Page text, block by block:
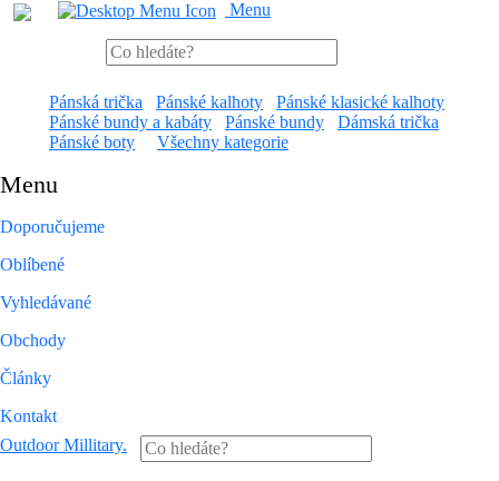
Menu
Pánská trička Pánské kalhoty
Pánské klasické kalhoty
Pánské bundy a kabáty
Pánské bundy
Dámská trička
Pánské boty
Všechny kategorie
Menu
Doporučujeme
Oblíbené
Vyhledávané
Obchody
Články
Kontakt
Outdoor Millitary.